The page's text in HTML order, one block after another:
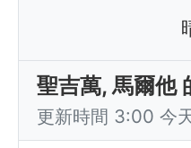
聖吉萬, 馬爾他
更新時間 3:00 今